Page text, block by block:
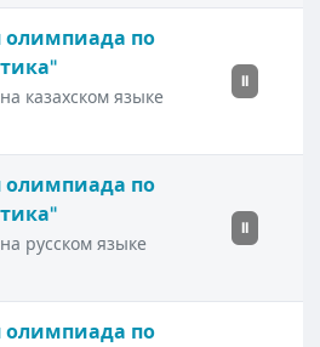
олимпиада по
казахском языке
II
олимпиада по
русском языке
II
олимпиада по